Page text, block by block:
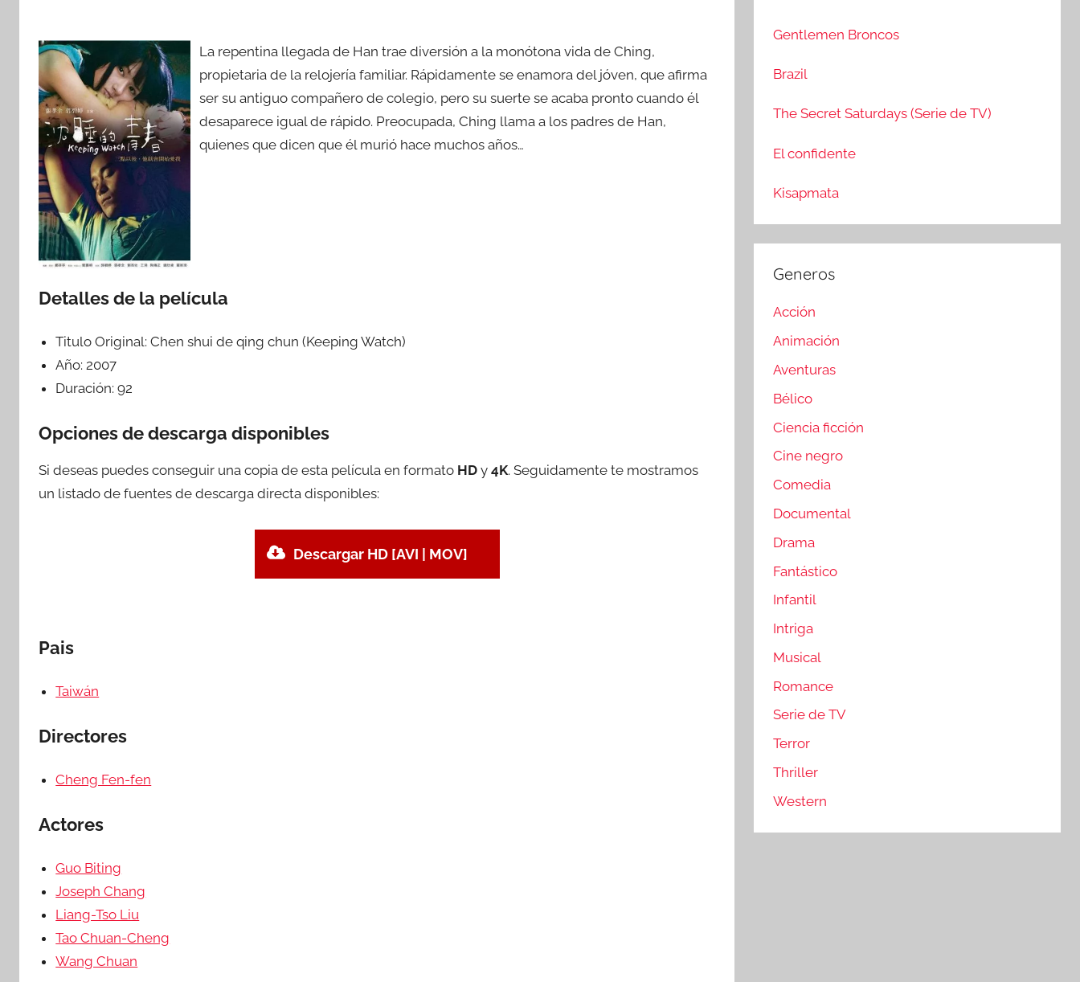
La repentina llegada de Han trae diversión a la monótona vida de Ching,
propietaria de la relojería familiar. Rápidamente se enamora del jóven, que afirma
ser su antiguo compañero de colegio, pero su suerte se acaba pronto cuando él
desaparece igual de rápido. Preocupada, Ching llama a los padres de Han,
quienes que dicen que él murió hace muchos años…
Detalles de la película
Titulo Original:Chen shui de qing chun (Keeping Watch)
Año:2007
Duración:92
Opciones de descarga disponibles
Si deseas puedes conseguir una copia de esta película en formato HD y 4K. Seguidamente te mostramos
un listado de fuentes de descarga directa disponibles:
Descargar HD [AVI | MOV]
Pais
Taiwán
Directores
Cheng Fen-fen
Actores
Guo Biting
Joseph Chang
Liang-Tso Liu
Tao Chuan-Cheng
Wang Chuan
:Gentlemen Broncos
Brazil
The Secret Saturdays (Serie de TV)
El confidente
Kisapmata
Generos
Acción
Animación
Aventuras
Bélico
Ciencia ficción
Cine negro
Comedia
Documental
Drama
Fantástico
Infantil
Intriga
Musical
Romance
Serie de TV
Terror
Thriller
Western